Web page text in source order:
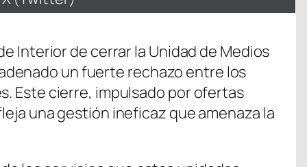
en
Interior de cerrar la Unidad de Medios
un fuerte rechazo entre los
Este cierre, impulsado por ofertas
una gestión ineficaz que amenaza la